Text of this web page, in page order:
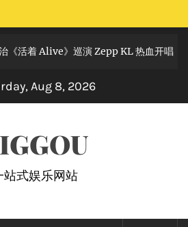
活着 Alive》巡演 Zepp KL 热血开唱
Aug 8, 2026
站式娱乐网站